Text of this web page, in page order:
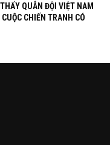
QUÂN ĐỘI VIỆT NAM
CHIẾN TRANH CÓ